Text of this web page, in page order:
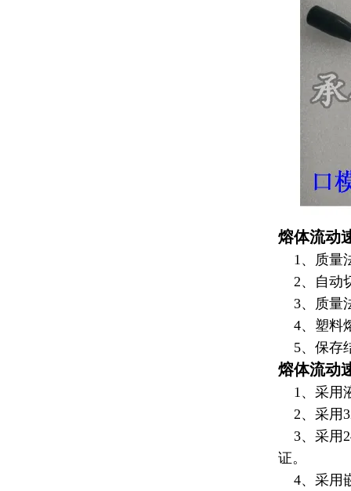
熔体流动
1、质量
2、自动
3、质量
4、 塑料
5、保存
熔体流动
1、采用
2、采用
3、采用
证。
4、采用